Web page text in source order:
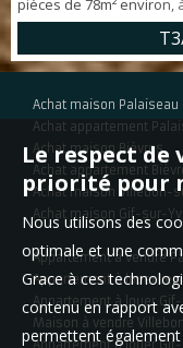
pièces de 78m² environ,
copropriété calme, il
chambres, une salle de
balcon, une cave et une
Achat maison Palaiseau
Achat appartement
Achat maison Bièvres
Achat appartement
Achat maison Villebon-
Achat maison Gif-sur-
Appartement à vendre
Appartement à louer Les
Appartement à louer
Maison à vendre
Appartement à louer
Le respect de
priorité pour
Nous utilisons des
optimale et une
Grace à ces
contenu en rapport
permettent